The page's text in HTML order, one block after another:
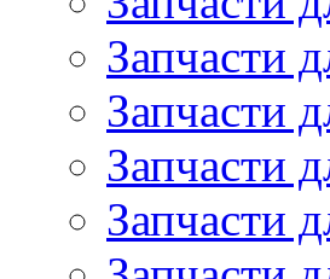
Запчасти
Запчасти
Запчасти
Запчасти